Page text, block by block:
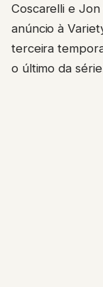
Coscarelli e Jon
anúncio à
terceira
o último da